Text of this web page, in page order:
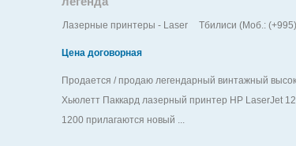
Лазерные принтеры - Laser Тбилиси (Моб.:
Цена договорная
Продается / продаю легендарный винтажный
Хьюлетт Паккард лазерный принтер HP LaserJet
1200 прилагаются новый ...